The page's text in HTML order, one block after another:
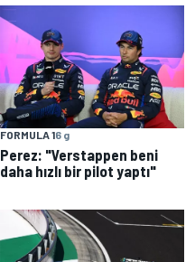
FORMULA 16 g
Perez: "Verstappen beni
daha hızlı bir pilot yaptı"